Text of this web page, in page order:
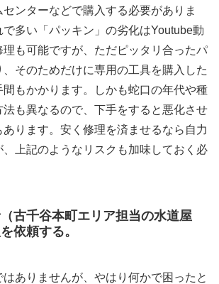
ンターなどで購入する必要がありま
多い「パッキン」の劣化はYoutube動
も可能ですが、ただピッタリ合ったパ
、そのためだけに専用の工具を購入した
間もかかります。しかも蛇口の年代や種
も異なるので、下手をすると悪化させ
ります。安く修理を済ませるなら自力
、上記のようなリスクも加味しておく必
古千谷本町エリア担当の水道屋
依頼する。
ありませんが、やはり何かで困ったと